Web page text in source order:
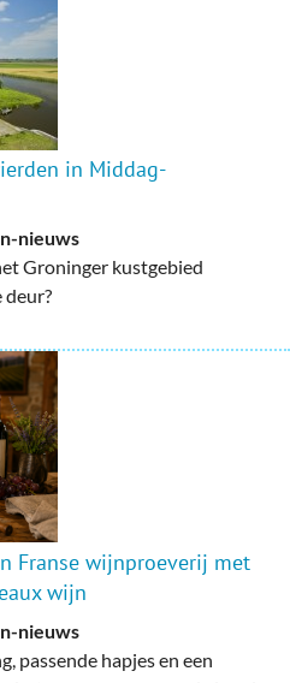
in Middag-
nieuws
Groninger kustgebied
deur?
Franse wijnproeverij met
wijn
nieuws
passende hapjes en een